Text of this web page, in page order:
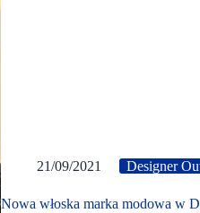
21/09/2021 Designer
Nowa włoska marka modowa w